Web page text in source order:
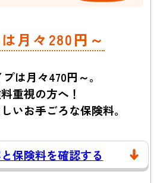
月々280円～
は月々470円～。
重視の方へ！
いお手ごろな保険料。
保険料を確認する